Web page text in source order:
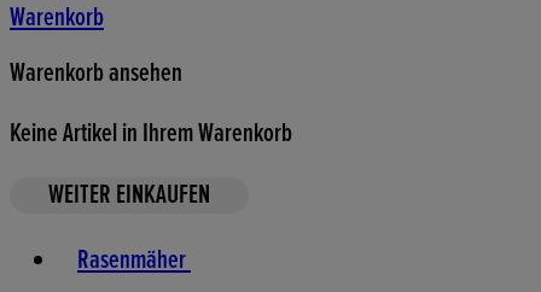
Warenkorb
Warenkorb ansehen
Keine Artikel in Ihrem Warenkorb
WEITER EINKAUFEN
Rasenmäher